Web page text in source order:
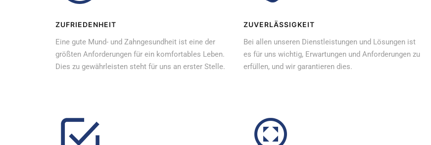
ZUFRIEDENHEIT
Eine gute Mund- und Zahngesundheit ist eine der
größten Anforderungen für ein komfortables Leben.
Dies zu gewährleisten steht für uns an erster Stelle.
ZUVERLÄSSIGKEIT
Bei allen unseren Dienstleistungen und Lösungen ist
es für uns wichtig, Erwartungen und Anforderungen zu
erfüllen, und wir garantieren dies.